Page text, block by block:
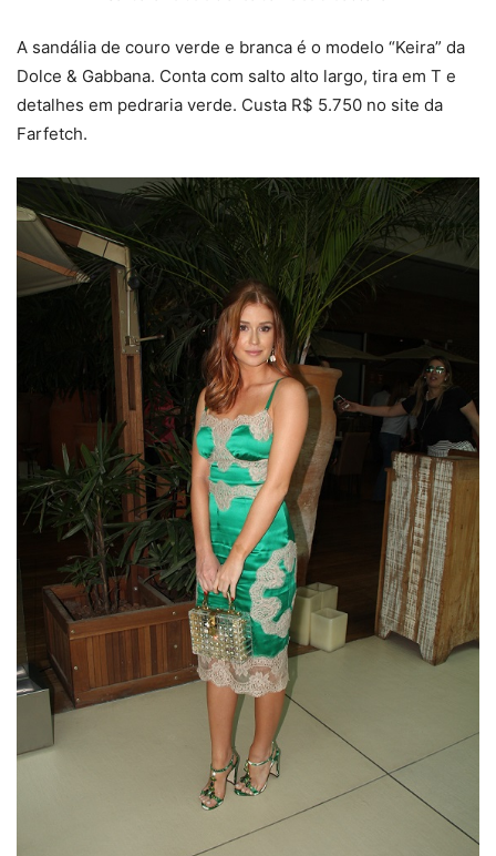
A sandália de couro verde e branca é o modelo “Keira” da
Dolce & Gabbana. Conta com salto alto largo, tira em T e
detalhes em pedraria verde. Custa R$ 5.750 no site da
Farfetch.